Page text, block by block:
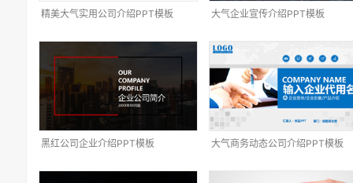
精美大气实用公司介绍PPT模板 大气企业宣传介绍PPT模板
黑红公司企业介绍PPT模板 大气商务动态公司介绍PPT模板